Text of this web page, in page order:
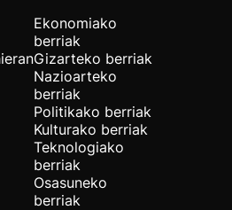
Ekonomiako
berriak
Gizarteko berriak
Nazioarteko
berriak
Politikako berriak
Kulturako berriak
Teknologiako
berriak
Osasuneko
berriak